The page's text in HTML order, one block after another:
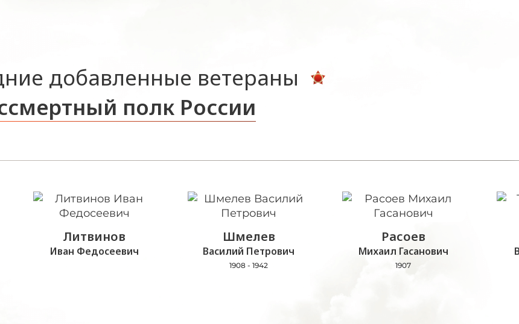
добавленные ветераны
полк России
Литвинов
Иван Федосеевич
Шмелев
Василий Петрович
1908 - 1942
Расоев
Михаил Гасанович
1907